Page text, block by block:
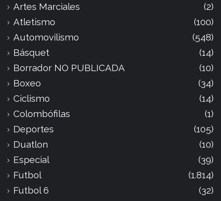
Artes Marciales
(2)
Atletismo
(100)
Automovilismo
(548)
Básquet
(14)
Borrador NO PUBLICADA
(10)
Boxeo
(34)
Ciclismo
(14)
Colombófilas
(1)
Deportes
(105)
Duatlon
(10)
Especial
(39)
Futbol
(1.814)
Futbol 6
(32)